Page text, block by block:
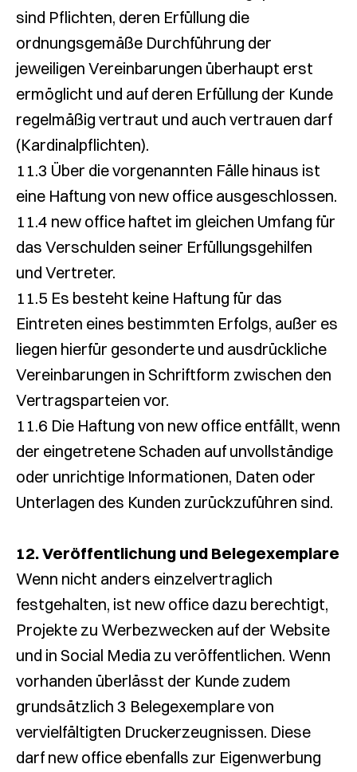
sind Pflichten, deren Erfüllung die
ordnungsgemäße Durchführung der
jeweiligen Vereinbarungen überhaupt erst
ermöglicht und auf deren Erfüllung der Kunde
regelmäßig vertraut und auch vertrauen darf
(Kardinalpflichten).
11.3 Über die vorgenannten Fälle hinaus ist
eine Haftung von new office ausgeschlossen.
11.4 new office haftet im gleichen Umfang für
das Verschulden seiner Erfüllungsgehilfen
und Vertreter.
11.5 Es besteht keine Haftung für das
Eintreten eines bestimmten Erfolgs, außer es
liegen hierfür gesonderte und ausdrückliche
Vereinbarungen in Schriftform zwischen den
Vertragsparteien vor.
11.6 Die Haftung von new office entfällt, wenn
der eingetretene Schaden auf unvollständige
oder unrichtige Informationen, Daten oder
Unterlagen des Kunden zurückzuführen sind.
12. Veröffentlichung und Belegexemplare
Wenn nicht anders einzelvertraglich
festgehalten, ist new office dazu berechtigt,
Projekte zu Werbezwecken auf der Website
und in Social Media zu veröffentlichen. Wenn
vorhanden überlässt der Kunde zudem
grundsätzlich 3 Belegexemplare von
vervielfältigten Druckerzeugnissen. Diese
darf new office ebenfalls zur Eigenwerbung